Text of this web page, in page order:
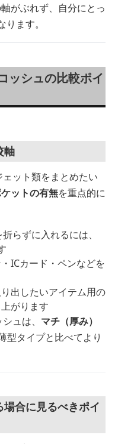
がぶれず、自分にとっ
ます。
ッシュの比較ポイ
軸
ット類をまとめたい
ットの有無を重点的に
折らずに入れるには、
ICカード・ペンなどを
り出したいアイテム用の
がります
ュは、 マチ（厚み）
型タイプと比べてより
合に見るべきポイ